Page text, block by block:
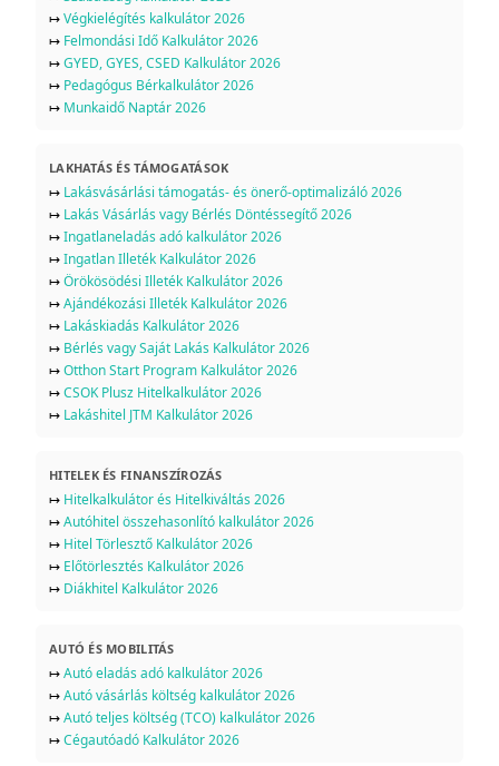
↦Végkielégítés kalkulátor 2026
↦ Felmondási Idő Kalkulátor 2026
↦GYED, GYES, CSED Kalkulátor 2026
↦ Pedagógus Bérkalkulátor 2026
↦ Munkaidő Naptár 2026
LAKHATÁS ÉS TÁMOGATÁSOK
↦ Lakásvásárlási támogatás- és önerő-optimalizáló 2026
↦ Lakás Vásárlás vagy Bérlés Döntéssegítő 2026
↦Ingatlaneladás adó kalkulátor 2026
↦Ingatlan Illeték Kalkulátor 2026
↦Örökösödési Illeték Kalkulátor 2026
↦Ajándékozási Illeték Kalkulátor 2026
↦ Lakáskiadás Kalkulátor 2026
↦ Bérlés vagy Saját Lakás Kalkulátor 2026
↦Otthon Start Program Kalkulátor 2026
↦CSOK Plusz Hitelkalkulátor 2026
↦ Lakáshitel JTM Kalkulátor 2026
HITELEK ÉS FINANSZÍROZÁS
↦ Hitelkalkulátor és Hitelkiváltás 2026
↦Autóhitel összehasonlító kalkulátor 2026
↦ Hitel Törlesztő Kalkulátor 2026
↦ Előtörlesztés Kalkulátor 2026
↦ Diákhitel Kalkulátor 2026
AUTÓ ÉS MOBILITÁS
↦Autó eladás adó kalkulátor 2026
↦Autó vásárlás költség kalkulátor 2026
↦Autó teljes költség (TCO) kalkulátor 2026
↦Cégautóadó Kalkulátor 2026